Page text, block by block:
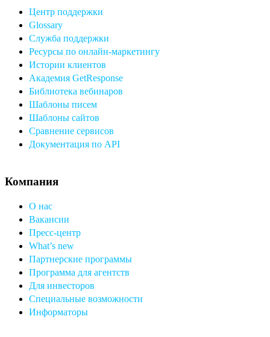
Центр поддержки
Glossary
Служба поддержки
Ресурсы по онлайн-маркетингу
Истории клиентов
Академия GetResponse
Библиотека вебинаров
Шаблоны писем
Шаблоны сайтов
Сравнение сервисов
Документация по API
Компания
О нас
Вакансии
Пресс-центр
What’s new
Партнерские программы
Программа для агентств
Для инвесторов
Специальные возможности
Информаторы